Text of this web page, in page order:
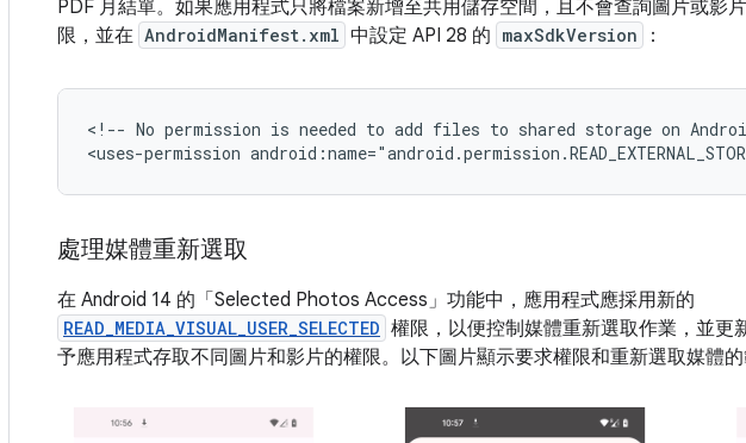
PDF 月結單。如果應用程式只將檔案新增至共用儲存空間，且不會查詢圖片或影
限，並在 AndroidManifest.xml 中設定 API 28 的 maxSdkVersion ：
<!-- No permission is needed to add files to shared storage on
<uses-permission
處理媒體重新選取
在 Android 14 的「Selected Photos Access」功能中，應用程式應採用新的
READ_MEDIA_VISUAL_USER_SELECTED 權限，以便控制媒體重新選取作業，並更
予應用程式存取不同圖片和影片的權限。以下圖片顯示要求權限和重新選取媒體的